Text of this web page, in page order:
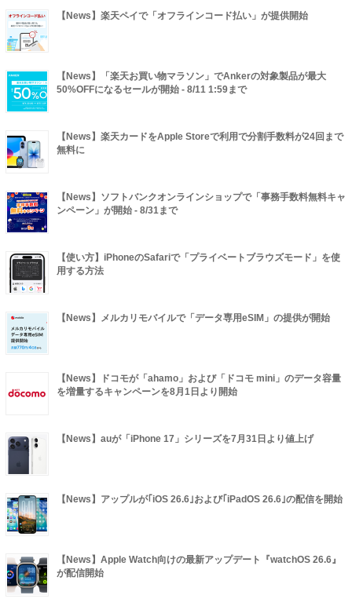
【News】楽天ペイで「オフラインコード払い」が提供開始
【News】「楽天お買い物マラソン」でAnkerの対象製品が最大
50%OFFになるセールが開始 - 8/11 1:59まで
【News】楽天カードをApple Storeで利用で分割手数料が24回まで
無料に
【News】ソフトバンクオンラインショップで「事務手数料無料キャ
ンペーン」が開始 - 8/31まで
【使い方】iPhoneのSafariで「プライベートブラウズモード」を使
用する方法
【News】メルカリモバイルで「データ専用eSIM」の提供が開始
【News】ドコモが「ahamo」および「ドコモ mini」のデータ容量
を増量するキャンペーンを8月1日より開始
【News】auが「iPhone 17」シリーズを7月31日より値上げ
【News】アップルが｢iOS 26.6｣および｢iPadOS 26.6｣の配信を開始
【News】Apple Watch向けの最新アップデート『watchOS 26.6』
が配信開始